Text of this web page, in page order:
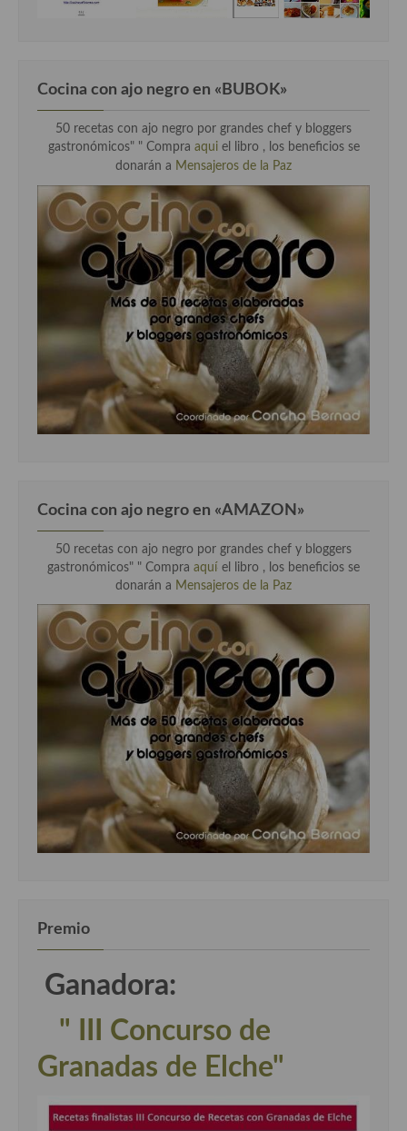
Cocina con ajo negro en «BUBOK»
50 recetas con ajo negro por grandes chef y bloggers
gastronómicos" " Compra aqui el libro , los beneficios se
donarán a Mensajeros de la Paz
Cocina con ajo negro en «AMAZON»
50 recetas con ajo negro por grandes chef y bloggers
gastronómicos" " Compra aquí el libro , los beneficios se
donarán a Mensajeros de la Paz
Premio
Ganadora:
" III Concurso de
Granadas de Elche"